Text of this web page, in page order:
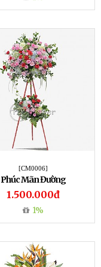
[CM0006]
Phúc Mãn Đường
1.500.000đ
1%